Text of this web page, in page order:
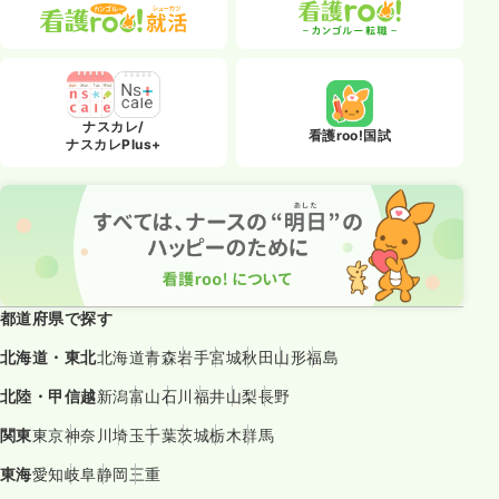
ナスカレ/
ナスカレPlus+
看護roo!国試
都道府県で探す
北海道・東北北海道青森岩手宮城秋田山形福島
北陸・甲信越新潟富山石川福井山梨長野
関東東京神奈川埼玉千葉茨城栃木群馬
東海愛知岐阜静岡三重